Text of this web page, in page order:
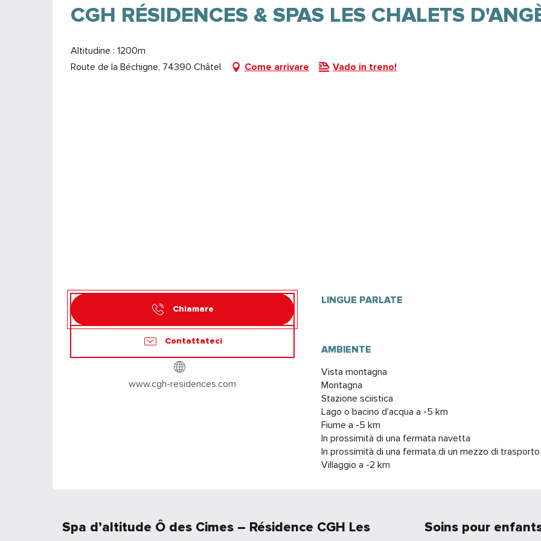
CGH RÉSIDENCES & SPAS LES CHALETS
Altitudine : 1200m
Route de la Béchigne, 74390 Châtel
Come arrivare Vado in treno!
Chiamare
Contattateci
www.cgh-residences.com
LINGUE PARLATE
LINGUE PARLATE
AMBIENTE
AMBIENTE
Vista montagna
Montagna
Stazione sciistica
Lago o bacino d'acqua a -5 km
Fiume a -5 km
In prossimità di una fermata navetta
In prossimità di una fermata di un mezzo di
Villaggio a -2 km
Spa d’altitude Ô des Cimes – Résidence CGH Les
Soins pour